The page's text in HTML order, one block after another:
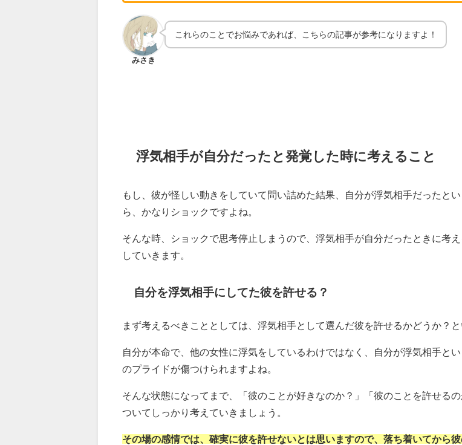
みさき
これらのことでお悩みであれば、こちらの記事が参考になりますよ！
浮気相手が自分だったと発覚した時に考えること
もし、彼が怪しい動きをしていて問い詰めた結果、自分が浮気相手だったと
ら、かなりショックですよね。
そんな時、ショックで思考停止しまうので、浮気相手が自分だったときに考
していきます。
自分を浮気相手にしてた彼を許せる？
まず考えるべきこととしては、浮気相手として選んだ彼を許せるかどうか？と
自分が本命で、他の女性に浮気をしているわけではなく、自分が浮気相手と
のプライドが傷つけられますよね。
そんな状態になってまで、「彼のことが好きなのか？」「彼のことを許せる
ついてしっかり考えていきましょう。
その場の感情では、確実に彼を許せないとは思いますので、落ち着いてから